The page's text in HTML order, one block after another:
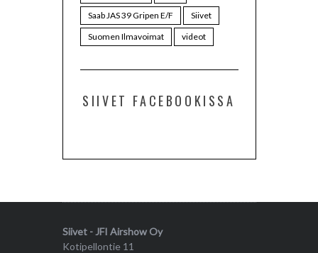
Saab JAS 39 Gripen E/F
Siivet
Suomen Ilmavoimat
videot
SIIVET FACEBOOKISSA
Siivet - JFI Airshow Oy
Kotipellontie 11